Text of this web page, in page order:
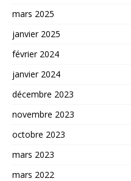
mars 2025
janvier 2025
février 2024
janvier 2024
décembre 2023
novembre 2023
octobre 2023
mars 2023
mars 2022